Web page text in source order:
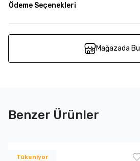
Ödeme Seçenekleri
Mağazada Bul
Benzer Ürünler
Tükeniyor